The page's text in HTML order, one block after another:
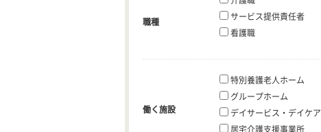
職種
サービス提供責任者
看護職
働く施設
特別養護老人ホーム
グループホーム
デイサービス・デイケア
居宅介護支援事業所